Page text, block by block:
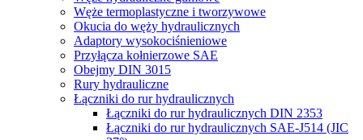
Węże termoplastyczne i tworzywowe
Okucia do węży hydraulicznych
Adaptory wysokociśnieniowe
Przyłącza kołnierzowe SAE
Obejmy DIN 3015
Rury hydrauliczne
Łączniki do rur hydraulicznych
Łączniki do rur hydraulicznych DIN 2353
Łączniki do rur hydraulicznych SAE-J514 (JIC